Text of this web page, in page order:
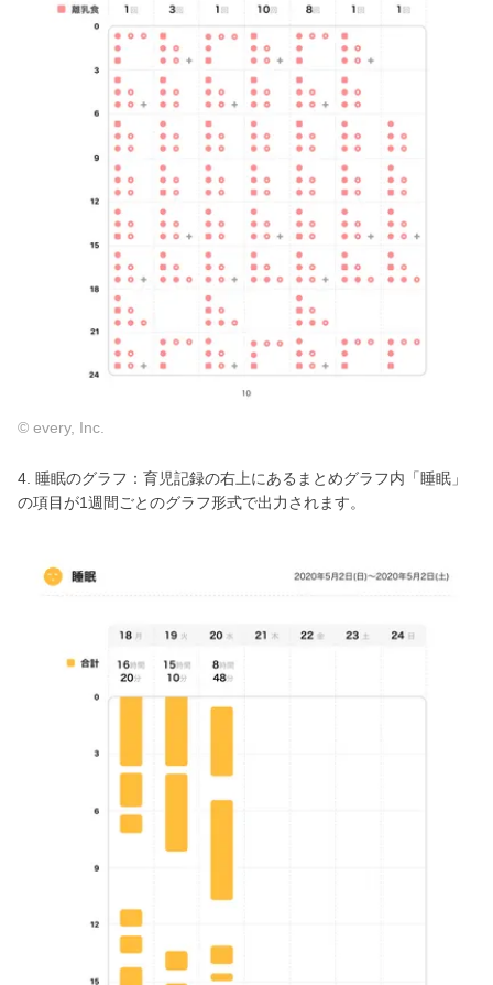
© every, Inc.
4. 睡眠のグラフ：育児記録の右上にあるまとめグラフ内「睡眠」
の項目が1週間ごとのグラフ形式で出力されます。